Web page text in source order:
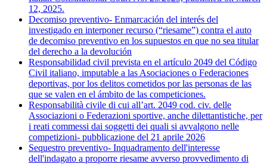
12, 2025.
Decomiso preventivo- Enmarcación del interés del
investigado en interponer recurso (“riesame”) contra el auto
de decomiso preventivo en los supuestos en que no sea titular
del derecho a la devolución
Responsabilidad civil prevista en el artículo 2049 del Código
Civil italiano, imputable a las Asociaciones o Federaciones
deportivas, por los delitos cometidos por las personas de las
que se valen en el ámbito de las competiciones.
Responsabilità civile di cui all’art. 2049 cod. civ. delle
Associazioni o Federazioni sportive, anche dilettantistiche, per
i reati commessi dai soggetti dei quali si avvalgono nelle
competizioni- pubblicazione del 21 aprile 2026
Sequestro preventivo- Inquadramento dell'interesse
dell'indagato a proporre riesame avverso provvedimento di